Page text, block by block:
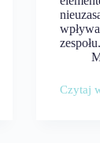
Czytaj
Jak